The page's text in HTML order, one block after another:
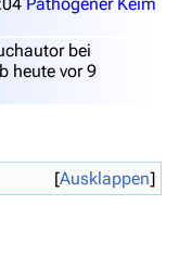
bei
heute vor 9
Ausklappen